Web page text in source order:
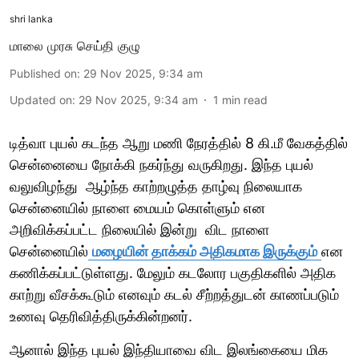
shri lanka
மாலை முரசு செய்தி குழு
Published on: 29 Nov 2025, 9:34 am
Updated on: 29 Nov 2025, 9:34 am 1 min read
டித்வா புயல் கடந்த ஆறு மணி நேரத்தில் 8 கி.மீ வேகத்தில்
சென்னையை நோக்கி நகர்ந்து வருகிறது. இந்த புயல்
வலுவிழந்து ஆழ்ந்த காற்றழுத்த தாழ்வு நிலையாக
சென்னையில் நாளை மையம் கொள்ளும் என
அறிவிக்கப்பட்ட நிலையில் இன்று விட நாளை
சென்னையில் மழையின் தாக்கம் அதிகமாக இருக்கும் என
கணிக்கப்பட்டுள்ளது. மேலும் கடலோர பகுதிகளில் அதிக
காற்று வீசக்கூடும் எனவும் கடல் சீற்றத்துடன் காணப்படும்
உணவு தெரிவித்திருக்கின்றனர்.
ஆனால் இந்த புயல் இந்தியாவை விட இலங்கையை மிக